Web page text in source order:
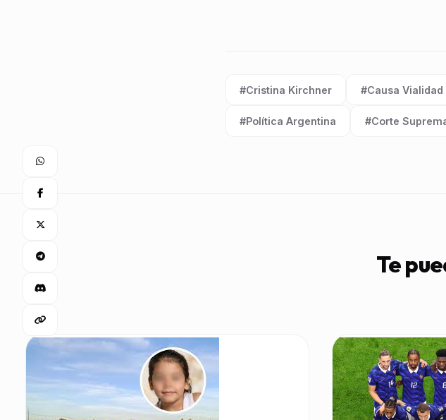
Etiqueta:
#Cristina Kirchner
Etiqueta:
#Causa Vialidad
Etiqueta:
#Política Argentina
Etiqueta:
#Corte
Te